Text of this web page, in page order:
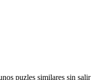
puzles similares sin